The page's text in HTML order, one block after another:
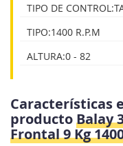
TIPO DE
TIPO:1400 R.P.M
ALTURA:0 - 82
Características
productoBalay
Frontal 9 Kg